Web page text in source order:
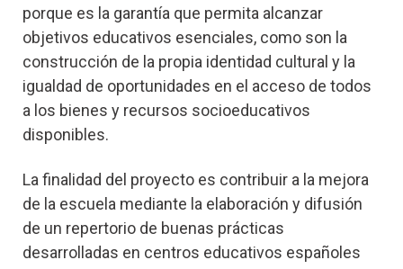
porque es la garantía que permita alcanzar
objetivos educativos esenciales, como son la
construcción de la propia identidad cultural y la
igualdad de oportunidades en el acceso de todos
a los bienes y recursos socioeducativos
disponibles.
La finalidad del proyecto es contribuir a la mejora
de la escuela mediante la elaboración y difusión
de un repertorio de buenas prácticas
desarrolladas en centros educativos españoles